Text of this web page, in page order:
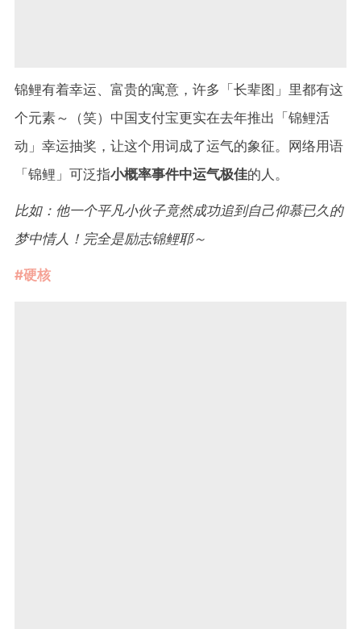
锦鲤有着幸运、富贵的寓意，许多「长辈图」里都有这
个元素～（笑）中国支付宝更实在去年推出「锦鲤活
动」幸运抽奖，让这个用词成了运气的象征。网络用语
「锦鲤」可泛指小概率事件中运气极佳的人。
比如：他一个平凡小伙子竟然成功追到自己仰慕已久的
梦中情人！完全是励志锦鲤耶～
#硬核